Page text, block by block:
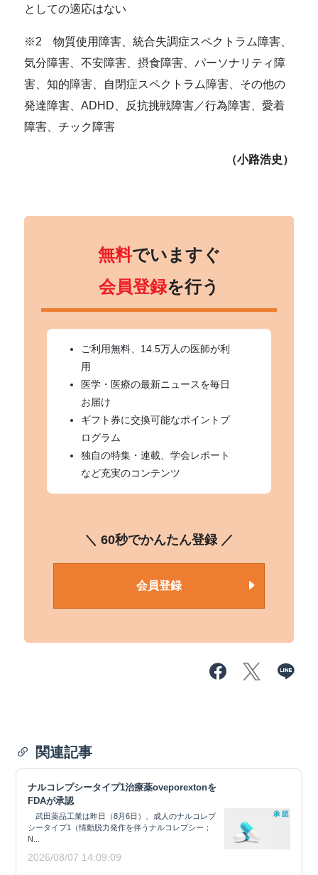
としての適応はない
※2 物質使用障害、統合失調症スペクトラム障害、
気分障害、不安障害、摂食障害、パーソナリティ障
害、知的障害、自閉症スペクトラム障害、その他の
発達障害、ADHD、反抗挑戦障害／行為障害、愛着
障害、チック障害
（小路浩史）
無料でいますぐ
会員登録を行う
ご利用無料、14.5万人の医師が利
用
医学・医療の最新ニュースを毎日
お届け
ギフト券に交換可能なポイントプ
ログラム
独自の特集・連載、学会レポート
など充実のコンテンツ
＼ 60秒でかんたん登録 ／
会員登録
関連記事
ナルコレプシータイプ1治療薬oveporextonを
FDAが承認
武田薬品工業は昨日（8月6日）、成人のナルコレプ
シータイプ1（情動脱力発作を伴うナルコレプシー；
N...
2026/08/07 14:09:09